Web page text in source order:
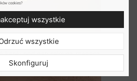
RZĘSY
kępki pod naturalnymi rzęsami
2 mm odstępu od linii
cookies?
wszystkie
wszystkie
Skonfiguruj